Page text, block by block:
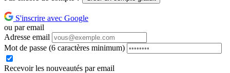
S'inscrire avec Google
ou par email
Adresse email
Mot de passe (6 caractères minimum)
Recevoir les nouveautés par email